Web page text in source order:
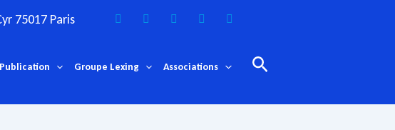
75017 Paris
Publication Groupe Lexing Associations Rechercher